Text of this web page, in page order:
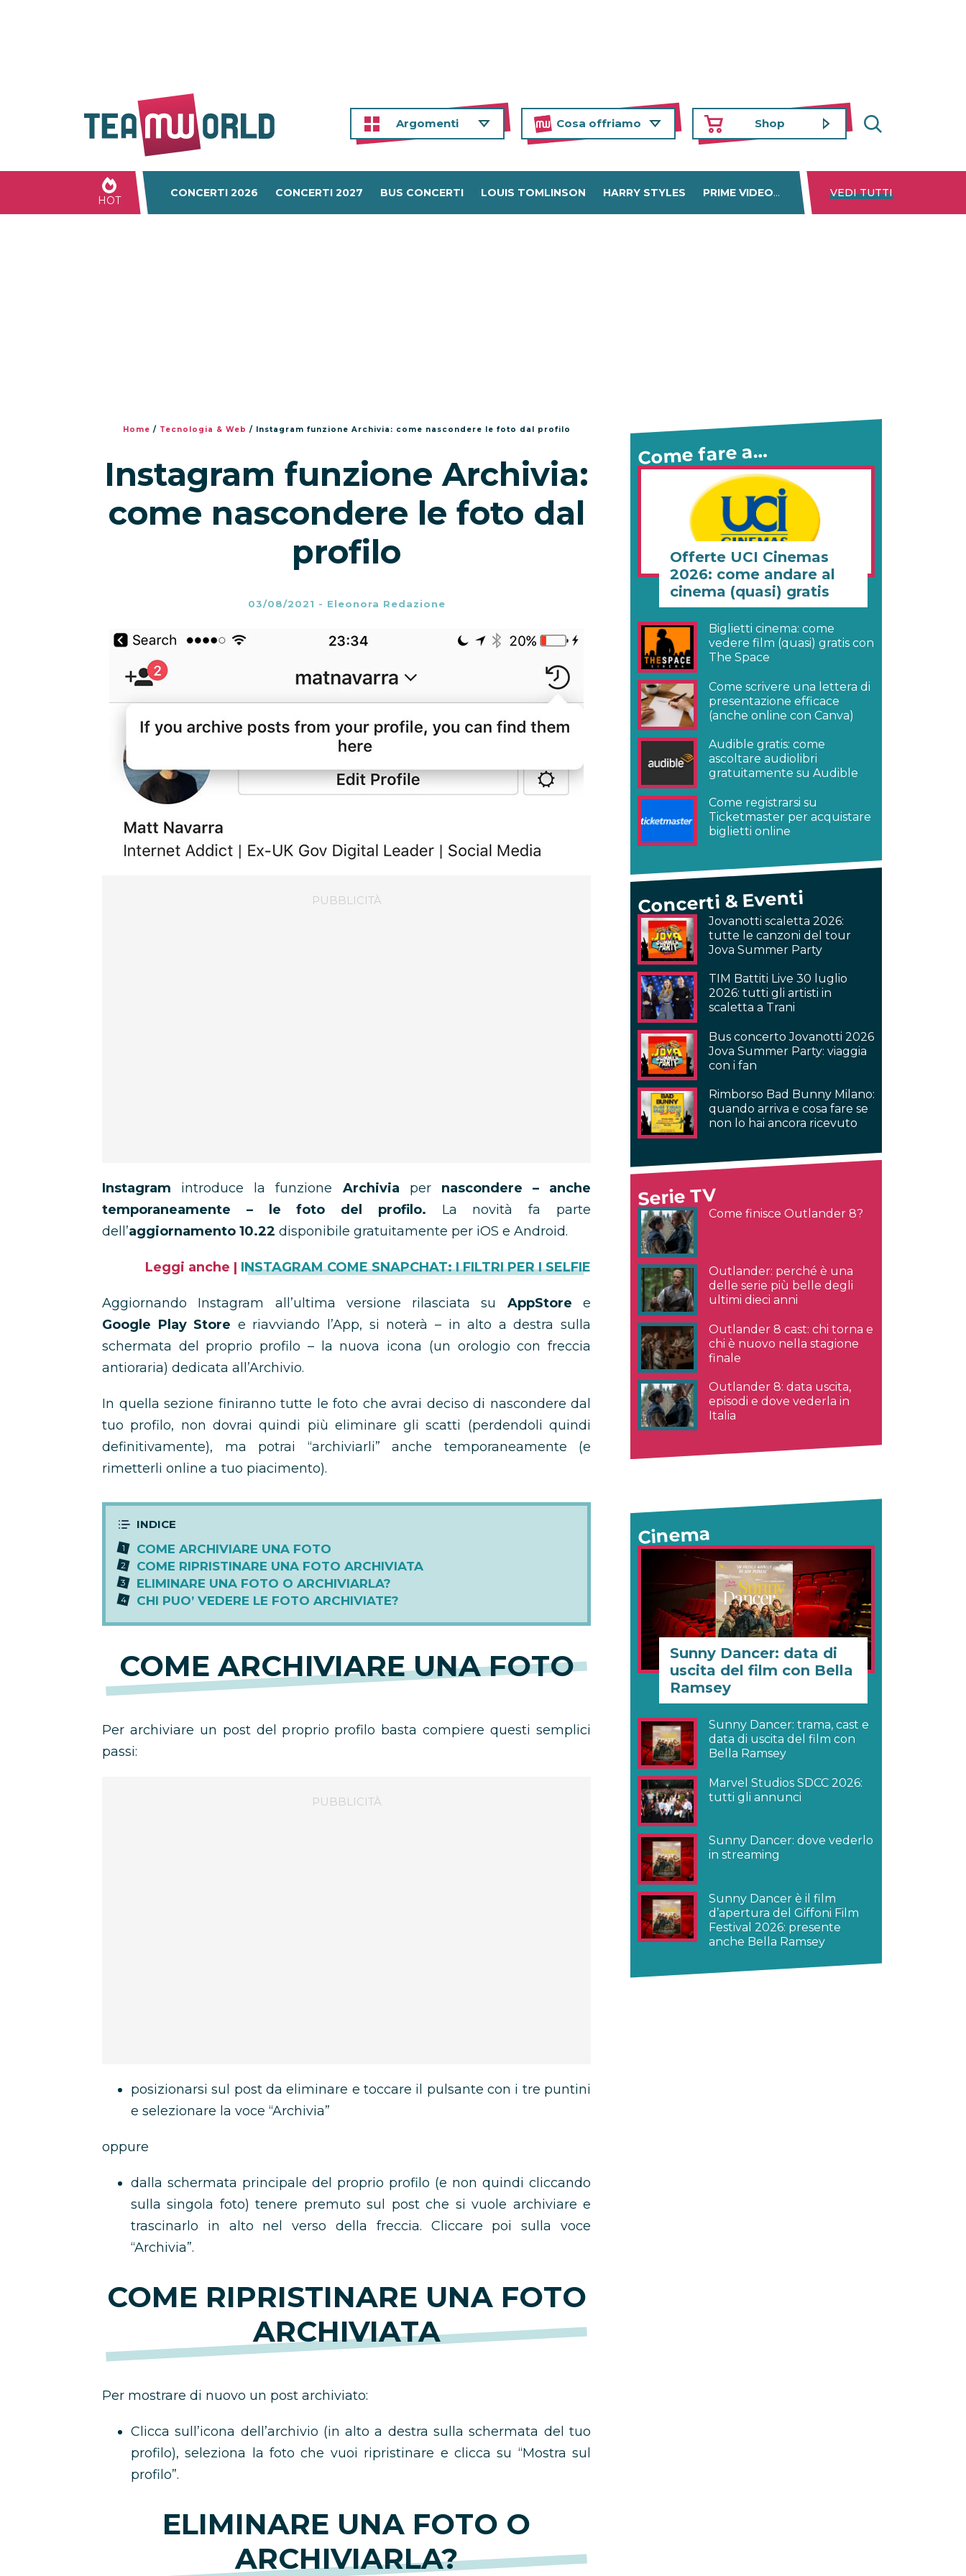
Argomenti Cosa offriamo Shop
HOT
CONCERTI 2026 CONCERTI 2027 BUS CONCERTI LOUIS TOMLINSON HARRY STYLES PRIME VIDEO DISNEY+ NETFLIX
VEDI TUTTI
Home / Tecnologia & Web / Instagram funzione Archivia: come nascondere le foto dal profilo
Instagram funzione Archivia:
come nascondere le foto dal
profilo
03/08/2021 - Eleonora Redazione
Instagram introduce la funzione Archivia per nascondere – anche
temporaneamente – le foto del profilo. La novità fa parte
dell’aggiornamento 10.22 disponibile gratuitamente per iOS e Android.
Leggi anche | INSTAGRAM COME SNAPCHAT: I FILTRI PER I SELFIE
Aggiornando Instagram all’ultima versione rilasciata su AppStore e
Google Play Store e riavviando l’App, si noterà – in alto a destra sulla
schermata del proprio profilo – la nuova icona (un orologio con freccia
antioraria) dedicata all’Archivio.
In quella sezione finiranno tutte le foto che avrai deciso di nascondere dal
tuo profilo, non dovrai quindi più eliminare gli scatti (perdendoli quindi
definitivamente), ma potrai “archiviarli” anche temporaneamente (e
rimetterli online a tuo piacimento).
COME ARCHIVIARE UNA FOTO
COME RIPRISTINARE UNA FOTO ARCHIVIATA
ELIMINARE UNA FOTO O ARCHIVIARLA?
CHI PUO’ VEDERE LE FOTO ARCHIVIATE?
COME ARCHIVIARE UNA FOTO
Per archiviare un post del proprio profilo basta compiere questi semplici
passi:
posizionarsi sul post da eliminare e toccare il pulsante con i tre puntini
e selezionare la voce “Archivia”
oppure
dalla schermata principale del proprio profilo (e non quindi cliccando
sulla singola foto) tenere premuto sul post che si vuole archiviare e
trascinarlo in alto nel verso della freccia. Cliccare poi sulla voce
“Archivia”.
COME RIPRISTINARE UNA FOTO
ARCHIVIATA
Per mostrare di nuovo un post archiviato:
Clicca sull’icona dell’archivio (in alto a destra sulla schermata del tuo
profilo), seleziona la foto che vuoi ripristinare e clicca su “Mostra sul
profilo”.
ELIMINARE UNA FOTO O
ARCHIVIARLA?
Come fare a…
Offerte UCI Cinemas
2026: come andare al
cinema (quasi) gratis
Biglietti cinema: come
vedere film (quasi) gratis con
The Space
Come scrivere una lettera di
presentazione efficace
(anche online con Canva)
Audible gratis: come
ascoltare audiolibri
gratuitamente su Audible
Come registrarsi su
Ticketmaster per acquistare
biglietti online
Concerti & Eventi
Jovanotti scaletta 2026:
tutte le canzoni del tour
Jova Summer Party
TIM Battiti Live 30 luglio
2026: tutti gli artisti in
scaletta a Trani
Bus concerto Jovanotti 2026
Jova Summer Party: viaggia
con i fan
Rimborso Bad Bunny Milano:
quando arriva e cosa fare se
non lo hai ancora ricevuto
Serie TV
Come finisce Outlander 8?
Outlander: perché è una
delle serie più belle degli
ultimi dieci anni
Outlander 8 cast: chi torna e
chi è nuovo nella stagione
finale
Outlander 8: data uscita,
episodi e dove vederla in
Italia
Cinema
Sunny Dancer: data di
uscita del film con Bella
Ramsey
Sunny Dancer: trama, cast e
data di uscita del film con
Bella Ramsey
Marvel Studios SDCC 2026:
tutti gli annunci
Sunny Dancer: dove vederlo
in streaming
Sunny Dancer è il film
d’apertura del Giffoni Film
Festival 2026: presente
anche Bella Ramsey